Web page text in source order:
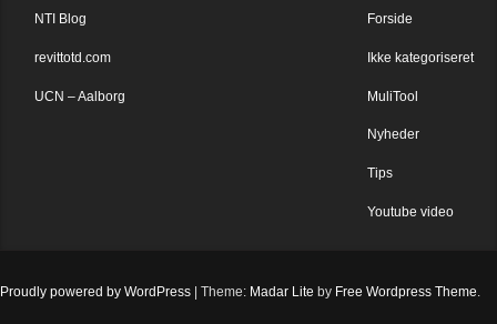
NTI Blog
revittotd.com
UCN – Aalborg
Forside
Ikke kategoriseret
MuliTool
Nyheder
Tips
Youtube video
Proudly powered by WordPress | Theme: Madar Lite by Free Wordpress Theme